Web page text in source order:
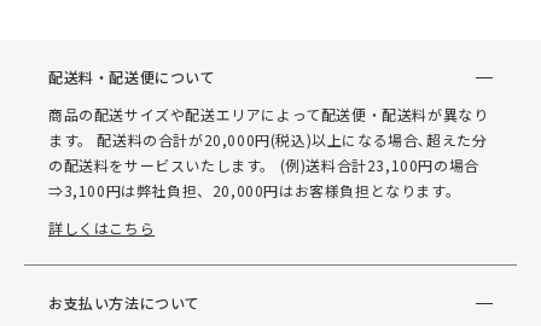
配送料・配送便について
商品の配送サイズや配送エリアによって配送便・配送料が異なり
ます。 配送料の合計が20,000円(税込)以上になる場合､超えた分
の配送料をサービスいたします。 (例)送料合計23,100円の場合
⇒3,100円は弊社負担、20,000円はお客様負担となります。
詳しくはこちら
お支払い方法について